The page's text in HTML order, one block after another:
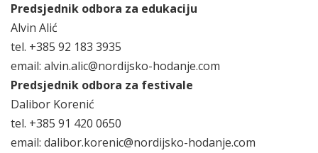
Predsjednik odbora za edukaciju
Alvin Alić
tel. +385 92 183 3935
email: alvin.alic@nordijsko-hodanje.com
Predsjednik odbora za festivale
Dalibor Korenić
tel. +385 91 420 0650
email: dalibor.korenic@nordijsko-hodanje.com